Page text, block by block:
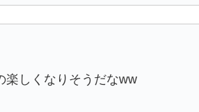
楽しくなりそうだなww